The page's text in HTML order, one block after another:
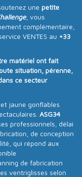
une petite
, vous
complémentaire,
VENTES au +33
matériel ont fait
situation, pérenne,
ce secteur
jaune gonflables
ASG34
professionnels, délai
de conception
qui répond aux
de fabrication
ventriglisses selon